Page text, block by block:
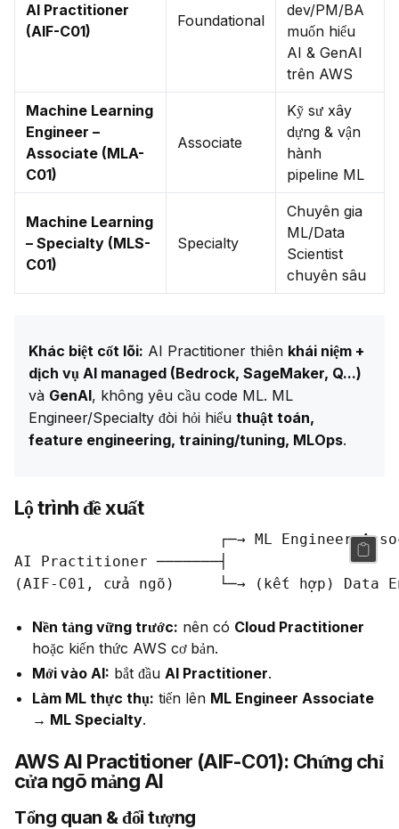
AI Practitioner
(AIF-C01)
Foundational
dev/PM/BA
muốn hiểu
AI & GenAI
trên AWS
Machine Learning
Engineer –
Associate (MLA-
C01)
Associate
Kỹ sư xây
dựng & vận
hành
pipeline ML
Machine Learning
– Specialty (MLS-
C01)
Specialty
Chuyên gia
ML/Data
Scientist
chuyên sâu
Khác biệt cốt lõi: AI Practitioner thiên khái niệm +
dịch vụ AI managed (Bedrock, SageMaker, Q...)
và GenAI, không yêu cầu code ML. ML
Engineer/Specialty đòi hỏi hiểu thuật toán,
feature engineering, training/tuning, MLOps.
Lộ trình đề xuất
┌─→ ML Engineer
AI Practitioner ───────┤
Nền tảng vững trước: nên có Cloud Practitioner
hoặc kiến thức AWS cơ bản.
Mới vào AI: bắt đầu AI Practitioner.
Làm ML thực thụ: tiến lên ML Engineer Associate
→ ML Specialty.
AWS AI Practitioner (AIF-C01): Chứng chỉ
cửa ngõ mảng AI
Tổng quan & đối tượng